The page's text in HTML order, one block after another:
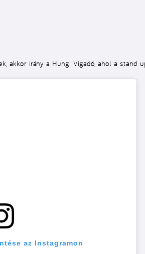
akkor irány a Hungi Vigadó, ahol a stand
az Instagramon